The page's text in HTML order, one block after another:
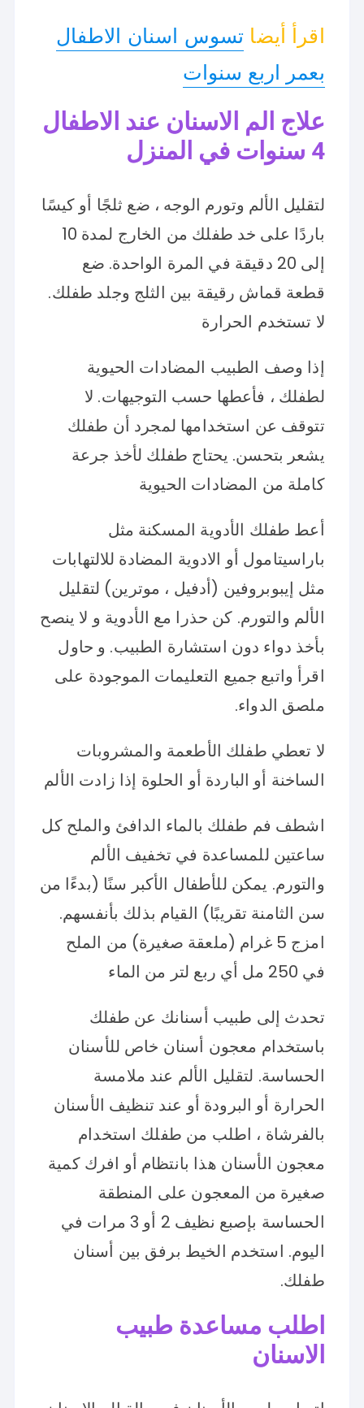
اقرأ أيضا تسوس اسنان الاطفال
بعمر اربع سنوات
علاج الم الاسنان عند الاطفال
4 سنوات في المنزل
لتقليل الألم وتورم الوجه ، ضع ثلجًا أو كيسًا
باردًا على خد طفلك من الخارج لمدة 10
إلى 20 دقيقة في المرة الواحدة. ضع
قطعة قماش رقيقة بين الثلج وجلد طفلك.
لا تستخدم الحرارة
إذا وصف الطبيب المضادات الحيوية
لطفلك ، فأعطها حسب التوجيهات. لا
تتوقف عن استخدامها لمجرد أن طفلك
يشعر بتحسن. يحتاج طفلك لأخذ جرعة
كاملة من المضادات الحيوية
أعط طفلك الأدوية المسكنة مثل
باراسيتامول أو الادوية المضادة للالتهابات
مثل إيبوبروفين (أدفيل ، موترين) لتقليل
الألم والتورم. كن حذرا مع الأدوية و لا ينصح
بأخذ دواء دون استشارة الطبيب. و حاول
اقرأ واتبع جميع التعليمات الموجودة على
ملصق الدواء.
لا تعطي طفلك الأطعمة والمشروبات
الساخنة أو الباردة أو الحلوة إذا زادت الألم
اشطف فم طفلك بالماء الدافئ والملح كل
ساعتين للمساعدة في تخفيف الألم
والتورم. يمكن للأطفال الأكبر سنًا (بدءًا من
سن الثامنة تقريبًا) القيام بذلك بأنفسهم.
امزج 5 غرام (ملعقة صغيرة) من الملح
في 250 مل أي ربع لتر من الماء
تحدث إلى طبيب أسنانك عن طفلك
باستخدام معجون أسنان خاص للأسنان
الحساسة. لتقليل الألم عند ملامسة
الحرارة أو البرودة أو عند تنظيف الأسنان
بالفرشاة ، اطلب من طفلك استخدام
معجون الأسنان هذا بانتظام أو افرك كمية
صغيرة من المعجون على المنطقة
الحساسة بإصبع نظيف 2 أو 3 مرات في
اليوم. استخدم الخيط برفق بين أسنان
طفلك.
اطلب مساعدة طبيب
الاسنان